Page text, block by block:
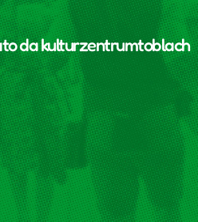
dakulturzentrumtoblach